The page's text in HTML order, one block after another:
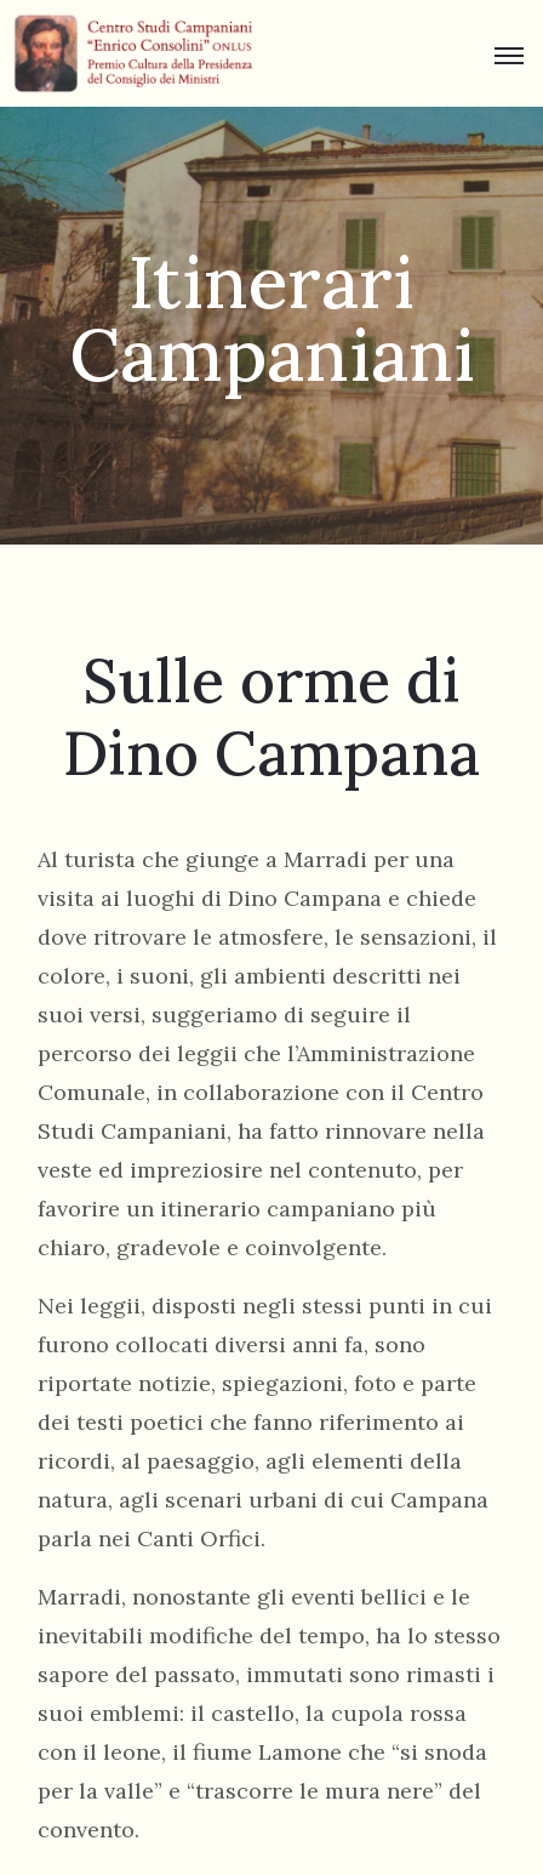
Studi
Dino
Campana
News
Museo
Curiosità
Contatti
Itinerari
Campaniani
Sulle orme di
Dino Campana
Al turista che giunge a Marradi per una
visita ai luoghi di Dino Campana e chiede
dove ritrovare le atmosfere, le sensazioni, il
colore, i suoni, gli ambienti descritti nei
suoi versi, suggeriamo di seguire il
percorso dei leggii che l’Amministrazione
Comunale, in collaborazione con il Centro
Studi Campaniani, ha fatto rinnovare nella
veste ed impreziosire nel contenuto, per
favorire un itinerario campaniano più
chiaro, gradevole e coinvolgente.
Nei leggii, disposti negli stessi punti in cui
furono collocati diversi anni fa, sono
riportate notizie, spiegazioni, foto e parte
dei testi poetici che fanno riferimento ai
ricordi, al paesaggio, agli elementi della
natura, agli scenari urbani di cui Campana
parla nei Canti Orfici.
Marradi, nonostante gli eventi bellici e le
inevitabili modifiche del tempo, ha lo stesso
sapore del passato, immutati sono rimasti i
suoi emblemi: il castello, la cupola rossa
con il leone, il fiume Lamone che “si snoda
per la valle” e “trascorre le mura nere” del
convento.